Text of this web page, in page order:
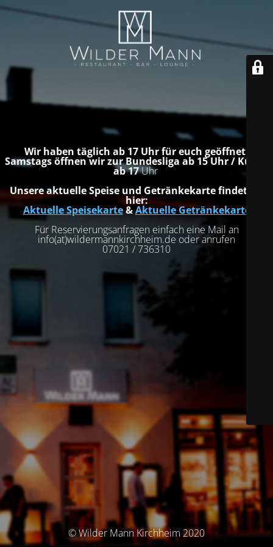
Wir haben täglich ab 17 Uhr für euch geöffnet.
Samstags öffnen wir zur Bundesliga ab 15 Uhr / Küche
ab 17Uhr
Unsere aktuelle Speise und Getränkekarte findet ihr
hier:
Aktuelle Speisekarte&Aktuelle Getränkekarte
Für Reservierungsanfragen einfach eine Mail an
info(at)wildermannkirchheim.de oder anrufen
07021 / 736310
© Wilder Mann Kirchheim 2020